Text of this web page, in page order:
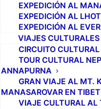
EXPEDICIÓN AL
EXPEDICIÓN AL
EXPEDICIÓN AL
VIAJES CULTURALES
CIRCUITO
TOUR CULTURAL
ANNAPURNA
GRAN VIAJE AL MT.
MANASAROVAR EN TIBET
VIAJE CULTURAL AL